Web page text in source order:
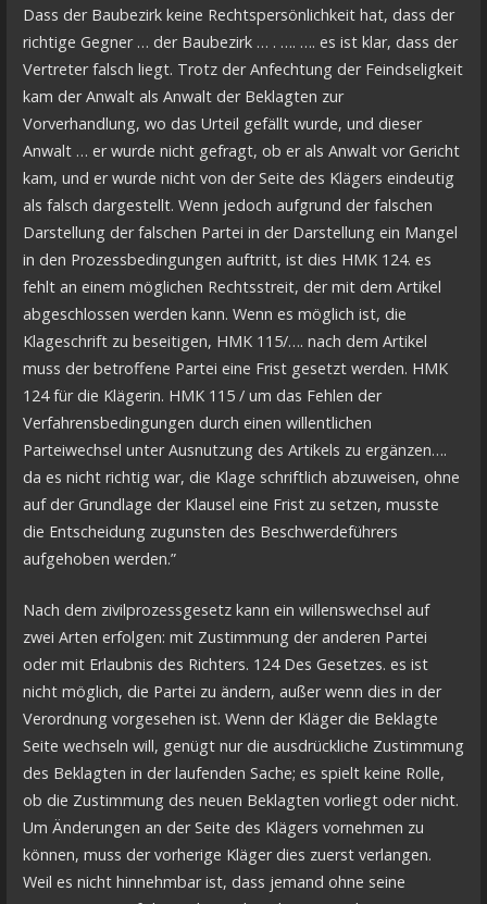
Dass der Baubezirk keine Rechtspersönlichkeit hat, dass der
richtige Gegner … der Baubezirk … . …. …. es ist klar, dass der
Vertreter falsch liegt. Trotz der Anfechtung der Feindseligkeit
kam der Anwalt als Anwalt der Beklagten zur
Vorverhandlung, wo das Urteil gefällt wurde, und dieser
Anwalt … er wurde nicht gefragt, ob er als Anwalt vor Gericht
kam, und er wurde nicht von der Seite des Klägers eindeutig
als falsch dargestellt. Wenn jedoch aufgrund der falschen
Darstellung der falschen Partei in der Darstellung ein Mangel
in den Prozessbedingungen auftritt, ist dies HMK 124. es
fehlt an einem möglichen Rechtsstreit, der mit dem Artikel
abgeschlossen werden kann. Wenn es möglich ist, die
Klageschrift zu beseitigen, HMK 115/…. nach dem Artikel
muss der betroffene Partei eine Frist gesetzt werden. HMK
124 für die Klägerin. HMK 115 / um das Fehlen der
Verfahrensbedingungen durch einen willentlichen
Parteiwechsel unter Ausnutzung des Artikels zu ergänzen….
da es nicht richtig war, die Klage schriftlich abzuweisen, ohne
auf der Grundlage der Klausel eine Frist zu setzen, musste
die Entscheidung zugunsten des Beschwerdeführers
aufgehoben werden.”
Nach dem zivilprozessgesetz kann ein willenswechsel auf
zwei Arten erfolgen: mit Zustimmung der anderen Partei
oder mit Erlaubnis des Richters. 124 Des Gesetzes. es ist
nicht möglich, die Partei zu ändern, außer wenn dies in der
Verordnung vorgesehen ist. Wenn der Kläger die Beklagte
Seite wechseln will, genügt nur die ausdrückliche Zustimmung
des Beklagten in der laufenden Sache; es spielt keine Rolle,
ob die Zustimmung des neuen Beklagten vorliegt oder nicht.
Um Änderungen an der Seite des Klägers vornehmen zu
können, muss der vorherige Kläger dies zuerst verlangen.
Weil es nicht hinnehmbar ist, dass jemand ohne seine